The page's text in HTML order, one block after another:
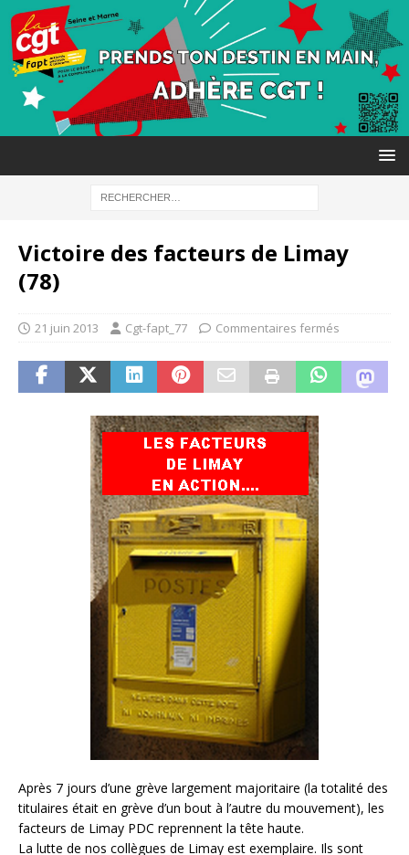
Victoire des facteurs de Limay
(78)
21 juin 2013 Cgt-fapt_77 Commentaires fermés
Après 7 jours d’une grève largement majoritaire (la totalité des
titulaires était en grève d’un bout à l’autre du mouvement), les
facteurs de Limay PDC reprennent la tête haute.
La lutte de nos collègues de Limay est exemplaire. Ils sont